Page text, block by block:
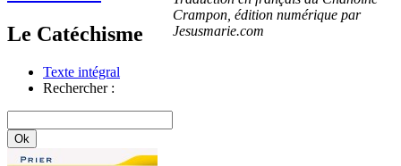
Le Catéchisme
Texte intégral
Rechercher :
Crampon, édition numérique par
Jesusmarie.com